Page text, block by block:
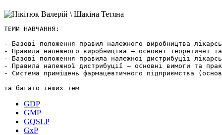
ТЕМИ НАВЧАННЯ:
- Базові положення правил належного виробництва
- Правила належного виробництва – основні теоретичні
- Базові положення правила належної дистрибуції
- Правила належної дистрибуції – основні вимоги та
- Система приміщень фармацевтичного підприємства
та багато інших тем
GDP
GMP
GQSLP
GxP